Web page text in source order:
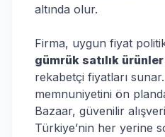
altında olur.
Firma, uygun fiyat
gümrük satılık ürünler
rekabetçi fiyatları
memnuniyetini ön
Bazaar, güvenilir
Türkiye’nin her yerine